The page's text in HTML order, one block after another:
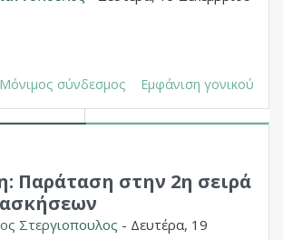
Μόνιμος σύνδεσμος Εμφάνιση γονικού
Δημητριος Χουπας
Παράταση στην 2η σειρά
Στεργιοπουλος - Δευτέρα, 19